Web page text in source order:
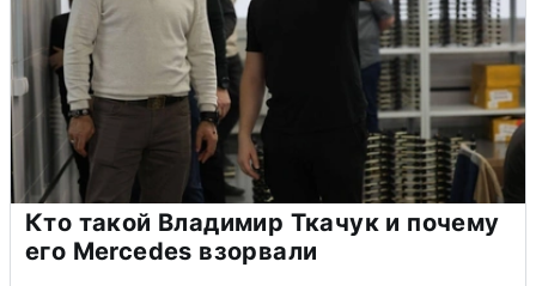
Кто такой Владимир Ткачук и почему
его Mercedes взорвали